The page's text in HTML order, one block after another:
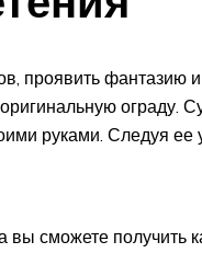
проявить фантазию
ограду.
руками. Следуя ее
сможете получить